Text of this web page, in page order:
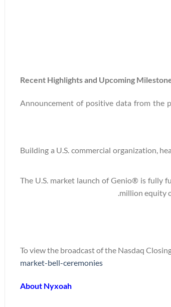
Recent Highlights and Upcoming
Announcement of positive data from the
Building a U.S. commercial organization,
The U.S. market launch of Genio® is fully
million equity
To view the broadcast of the Nasdaq
market-bell-ceremonies
About Nyxoah